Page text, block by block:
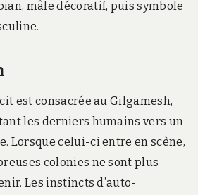
mâle décoratif, puis symbole
est consacrée au Gilgamesh,
les derniers humains vers un
Lorsque celui-ci entre en scène,
colonies ne sont plus
Les instincts d’auto-